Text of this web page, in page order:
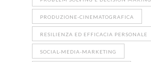
PRODUZIONE-CINEMATOGRAFICA
RESILIENZA ED EFFICACIA PERSONALE
SOCIAL-MEDIA-MARKETING